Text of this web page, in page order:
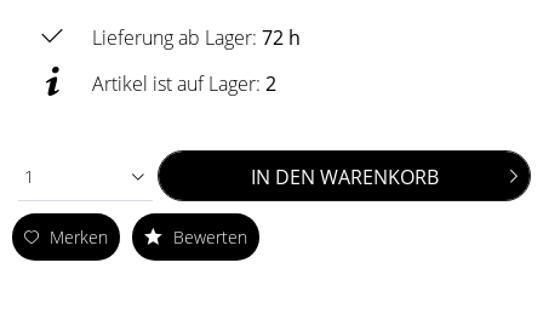
Lieferung ab Lager: 72 h
Artikel ist auf Lager: 2
1 IN DEN WARENKORB
Merken Bewerten